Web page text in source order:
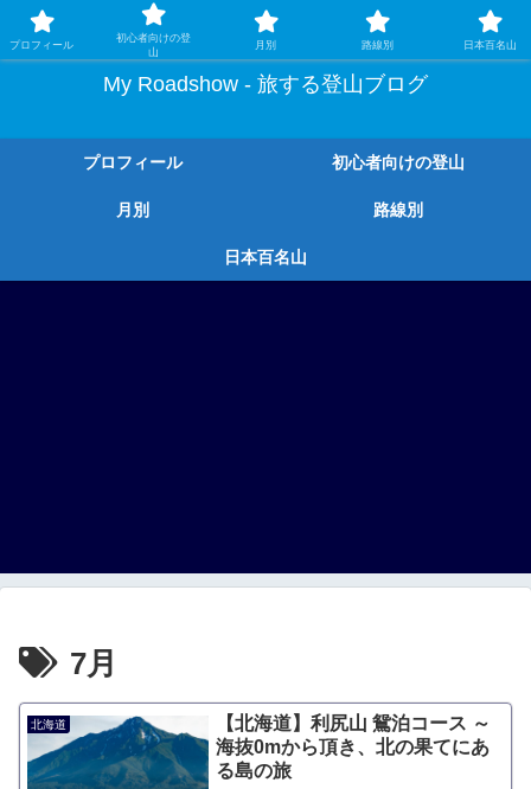
ガチ登山ではなく、グルメや温泉、観光もする旅する登山
My Roadshow - 旅する登山ブログ
プロフィール 初心者向けの登山
月別 路線別
日本百名山
7月
北海道
【北海道】利尻山 鴛泊コース ～
海抜0mから頂き、北の果てにあ
る島の旅
プロフィール
初心者向けの登
山
月別 路線別 日本百名山